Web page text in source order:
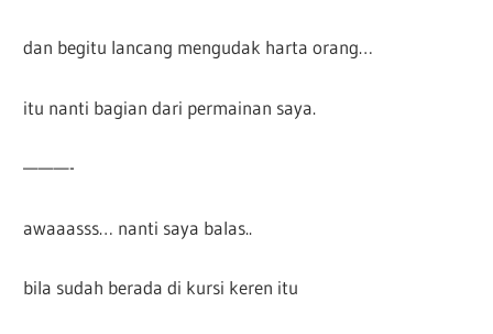
dan begitu lancang mengudak harta orang…
itu nanti bagian dari permainan saya.
———-
awaaasss… nanti saya balas..
bila sudah berada di kursi keren itu